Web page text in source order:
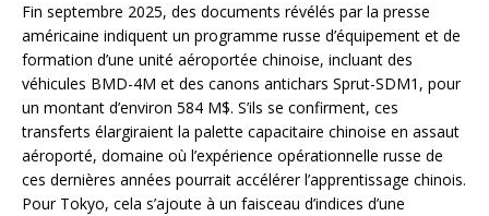
Fin septembre 2025, des documents révélés par la presse
américaine indiquent un programme russe d’équipement et de
formation d’une unité aéroportée chinoise, incluant des
véhicules BMD-4M et des canons antichars Sprut-SDM1, pour
un montant d’environ 584 M$. S’ils se confirment, ces
transferts élargiraient la palette capacitaire chinoise en assaut
aéroporté, domaine où l’expérience opérationnelle russe de
ces dernières années pourrait accélérer l’apprentissage chinois.
Pour Tokyo, cela s’ajoute à un faisceau d’indices d’une